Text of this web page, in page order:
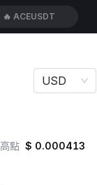
🔥 ACEUSDT
USD
高點 $ 0.000413